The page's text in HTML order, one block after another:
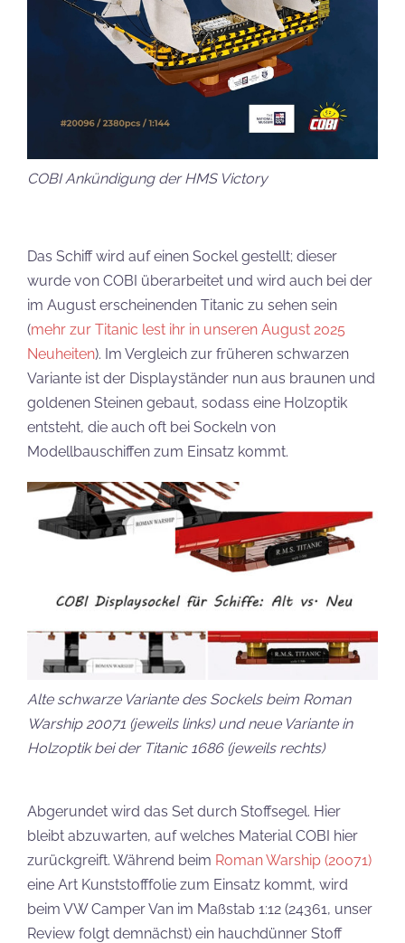
COBI Ankündigung der HMS Victory
Das Schiff wird auf einen Sockel gestellt; dieser
wurde von COBI überarbeitet und wird auch bei der
im August erscheinenden Titanic zu sehen sein
(mehr zur Titanic lest ihr in unseren August 2025
Neuheiten). Im Vergleich zur früheren schwarzen
Variante ist der Displayständer nun aus braunen und
goldenen Steinen gebaut, sodass eine Holzoptik
entsteht, die auch oft bei Sockeln von
Modellbauschiffen zum Einsatz kommt.
Alte schwarze Variante des Sockels beim Roman
Warship 20071 (jeweils links) und neue Variante in
Holzoptik bei der Titanic 1686 (jeweils rechts)
Abgerundet wird das Set durch Stoffsegel. Hier
bleibt abzuwarten, auf welches Material COBI hier
zurückgreift. Während beim Roman Warship (20071)
eine Art Kunststofffolie zum Einsatz kommt, wird
beim VW Camper Van im Maßstab 1:12 (24361, unser
Review folgt demnächst) ein hauchdünner Stoff